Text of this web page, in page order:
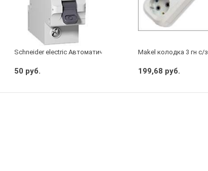
Schneider electric Автоматический выключатель 1/40А
50 руб.
Makel колодка 3 гн с/з
199,68 руб.